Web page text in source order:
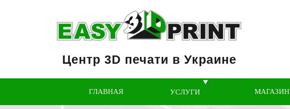
Центр 3D печати в Украине
ГЛАВНАЯ УСЛУГИ МАГАЗИН